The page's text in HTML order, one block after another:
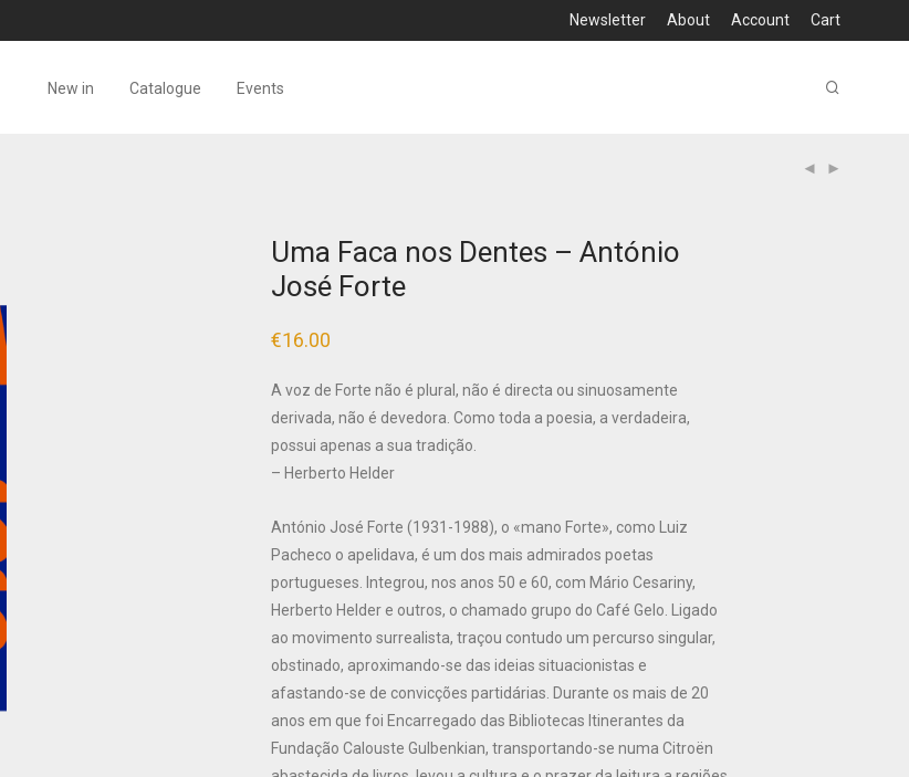
Newsletter About Account Cart
New in Catalogue Events
Uma Faca nos Dentes – António
José Forte
€16.00
A voz de Forte não é plural, não é directa ou sinuosamente
derivada, não é devedora. Como toda a poesia, a verdadeira,
possui apenas a sua tradição.
– Herberto Helder
António José Forte (1931-1988), o «mano Forte», como Luiz
Pacheco o apelidava, é um dos mais admirados poetas
portugueses. Integrou, nos anos 50 e 60, com Mário Cesariny,
Herberto Helder e outros, o chamado grupo do Café Gelo. Ligado
ao movimento surrealista, traçou contudo um percurso singular,
obstinado, aproximando-se das ideias situacionistas e
afastando-se de convicções partidárias. Durante os mais de 20
anos em que foi Encarregado das Bibliotecas Itinerantes da
Fundação Calouste Gulbenkian, transportando-se numa Citroën